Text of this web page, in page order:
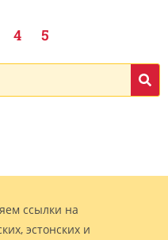
4 5
ссылки на
эстонских и